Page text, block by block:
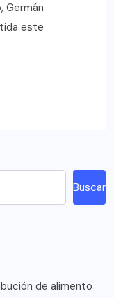
Germán
este
Buscar
de alimento